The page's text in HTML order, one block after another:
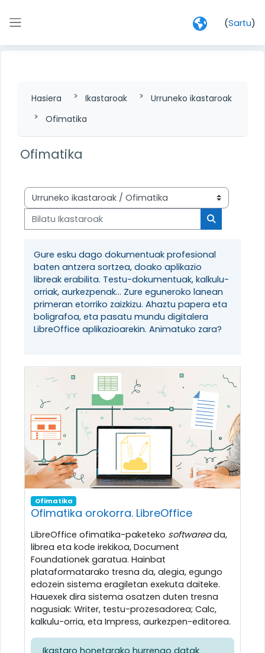
(Sartu)
Hasiera Ikastaroak
Urruneko ikastaroak
Ofimatika
Ofimatika
Ikastaro-kategoriak
Bilatu Ikastaroak
Bilatu
Gure esku dago dokumentuak profesional
baten antzera sortzea, doako aplikazio
libreak erabilita. Testu-dokumentuak, kalkulu-
orriak, aurkezpenak... Zure eguneroko lanean
primeran etorriko zaizkizu. Ahaztu papera eta
boligrafoa, eta pasatu mundu digitalera
LibreOffice aplikazioarekin. Animatuko zara?
Ofimatika
Ofimatika orokorra. LibreOffice
LibreOffice ofimatika-paketeko softwareada,
librea eta kode irekikoa, Document
Foundationek garatua. Hainbat
plataformatarako tresna da, alegia, egungo
edozein sistema eragiletan exekuta daiteke.
Hauexek dira sistema osatzen duten tresna
nagusiak: Writer, testu-prozesadorea; Calc,
kalkulu-orria, eta Impress, aurkezpen-editorea.
Ikastaro honetarako hurrengo datak